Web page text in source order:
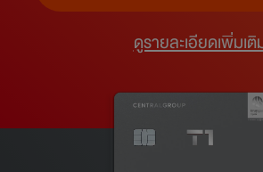
ดูรายละเอียดเพิ่มเติ